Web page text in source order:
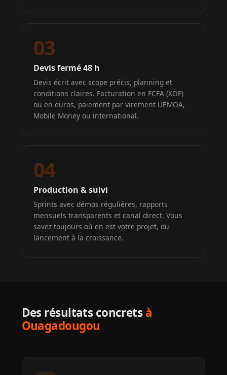
03
Devis fermé 48 h
Devis écrit avec scope précis, planning et
conditions claires. Facturation en FCFA (XOF)
ou en euros, paiement par virement UEMOA,
Mobile Money ou international.
04
Production & suivi
Sprints avec démos régulières, rapports
mensuels transparents et canal direct. Vous
savez toujours où en est votre projet, du
lancement à la croissance.
Des résultats concretsà
Ouagadougou